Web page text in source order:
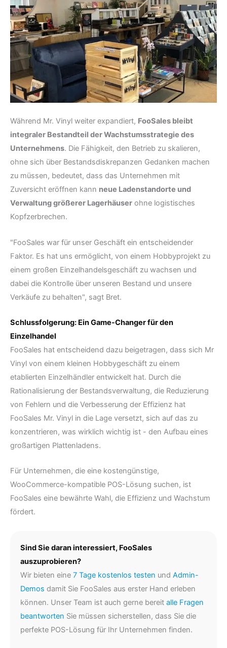
Während Mr. Vinyl weiter expandiert, FooSales bleibt
integraler Bestandteil der Wachstumsstrategie des
Unternehmens. Die Fähigkeit, den Betrieb zu skalieren,
ohne sich über Bestandsdiskrepanzen Gedanken machen
zu müssen, bedeutet, dass das Unternehmen mit
Zuversicht eröffnen kann neue Ladenstandorte und
Verwaltung größerer Lagerhäuser ohne logistisches
Kopfzerbrechen.
"FooSales war für unser Geschäft ein entscheidender
Faktor. Es hat uns ermöglicht, von einem Hobbyprojekt zu
einem großen Einzelhandelsgeschäft zu wachsen und
dabei die Kontrolle über unseren Bestand und unsere
Verkäufe zu behalten", sagt Bret.
Schlussfolgerung: Ein Game-Changer für den
Einzelhandel
FooSales hat entscheidend dazu beigetragen, dass sich Mr
Vinyl von einem kleinen Hobbygeschäft zu einem
etablierten Einzelhändler entwickelt hat. Durch die
Rationalisierung der Bestandsverwaltung, die Reduzierung
von Fehlern und die Verbesserung der Effizienz hat
FooSales Mr. Vinyl in die Lage versetzt, sich auf das zu
konzentrieren, was wirklich wichtig ist - den Aufbau eines
großartigen Plattenladens.
Für Unternehmen, die eine kostengünstige,
WooCommerce-kompatible POS-Lösung suchen, ist
FooSales eine bewährte Wahl, die Effizienz und Wachstum
fördert.
Sind Sie daran interessiert, FooSales
auszuprobieren?
Wir bieten eine 7 Tage kostenlos testen und Admin-
Demos damit Sie FooSales aus erster Hand erleben
können. Unser Team ist auch gerne bereit alle Fragen
beantworten Sie müssen sicherstellen, dass Sie die
perfekte POS-Lösung für Ihr Unternehmen finden.